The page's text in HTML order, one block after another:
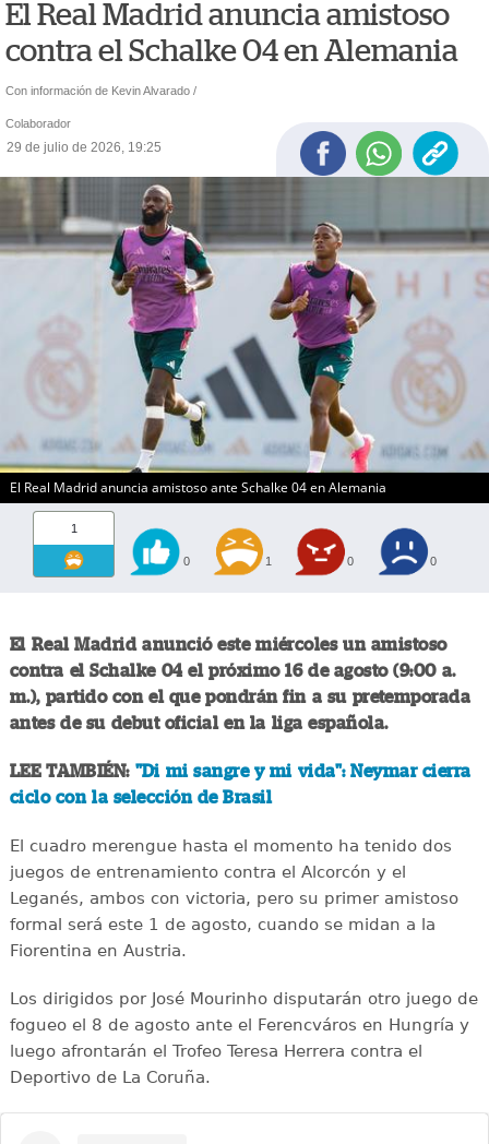
El Real Madrid anuncia amistoso
contra el Schalke 04 en Alemania
Con información de Kevin Alvarado /
Colaborador
29 de julio de 2026, 19:25
El Real Madrid anuncia amistoso ante Schalke 04 en Alemania
1
0 1 0 0
El Real Madrid anunció este miércoles un amistoso
contra el Schalke 04 el próximo 16 de agosto (9:00 a.
m.), partido con el que pondrán fin a su pretemporada
antes de su debut oficial en la liga española.
LEE TAMBIÉN: "Di mi sangre y mi vida": Neymar cierra
ciclo con la selección de Brasil
El cuadro merengue hasta el momento ha tenido dos
juegos de entrenamiento contra el Alcorcón y el
Leganés, ambos con victoria, pero su primer amistoso
formal será este 1 de agosto, cuando se midan a la
Fiorentina en Austria.
Los dirigidos por José Mourinho disputarán otro juego de
fogueo el 8 de agosto ante el Ferencváros en Hungría y
luego afrontarán el Trofeo Teresa Herrera contra el
Deportivo de La Coruña.